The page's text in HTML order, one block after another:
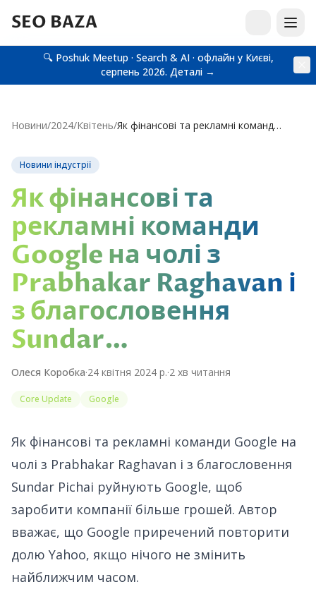
SEO BAZA
🔍 Poshuk Meetup · Search & AI · офлайн у Києві,
серпень 2026. Деталі →
Новини/2024/Квітень/ Як фінансові та рекламні команди Google на чолі з Prabhakar Raghavan і з благословення Sundar…
Новини індустрії
Як фінансові та
рекламні команди
Google на чолі з
Prabhakar Raghavan і
з благословення
Sundar…
Олеся Коробка·24 квітня 2024 р.·2 хв читання
Core Update Google
Як фінансові та рекламні команди Google на
чолі з Prabhakar Raghavan і з благословення
Sundar Pichai руйнують Google, щоб
заробити компанії більше грошей. Автор
вважає, що Google приречений повторити
долю Yahoo, якщо нічого не змінить
найближчим часом.